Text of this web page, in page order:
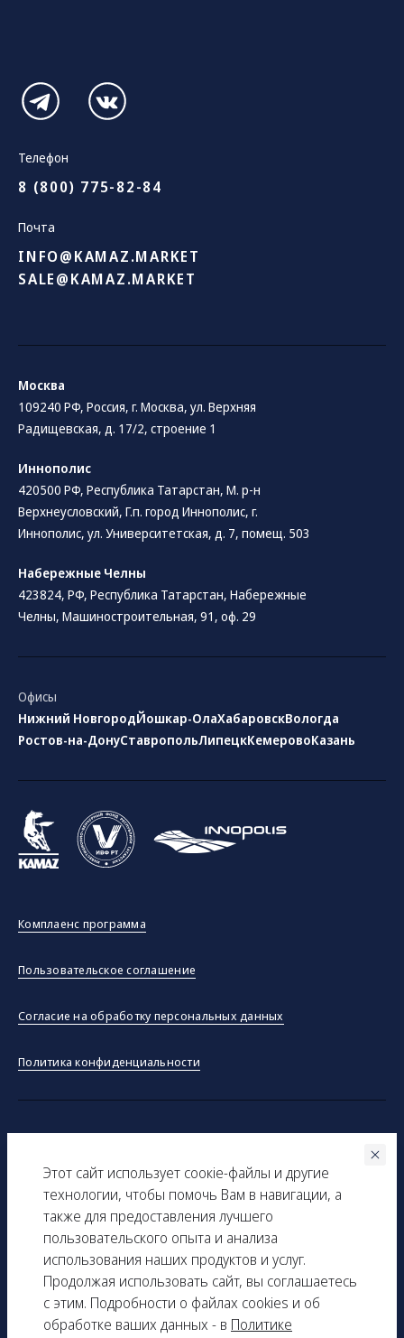
Этот сайт использует соокіe-файлы и другие
технологии, чтобы помочь Вам в навигации, а
также для предоставления лучшего
пользовательского опыта и анализа
использования наших продуктов и услуг.
Продолжая использовать сайт, вы соглашаетесь
с этим. Подробности о файлах cookies и об
обработке ваших данных - в Политике
Телефон
8 (800) 775-82-84
Почта
INFO@KAMAZ.MARKET
SALE@KAMAZ.MARKET
Москва
109240 РФ, Россия, г. Москва, ул. Верхняя
Радищевская, д. 17/2, строение 1
Иннополис
420500 РФ, Республика Татарстан, М. р-н
Верхнеусловский, Г.п. город Иннополис, г.
Иннополис, ул. Университетская, д. 7, помещ. 503
Набережные Челны
423824, РФ, Республика Татарстан​, Набережные
Челны, Машиностроительная, 91, оф. 29
Офисы
Нижний НовгородЙошкар-ОлаХабаровскВологда
Ростов-на-ДонуСтавропольЛипецкКемеровоКазань
Комплаенс программа
Пользовательское соглашение
Согласие на обработку персональных данных
Политика конфиденциальности
Вся представленная на сайте информация, касающаяся
технических характеристик, наличия на складе, стоимости
товаров, носит информационный характер и ни при каких
условиях не является публичной офертой, определяемой
положениями Статьи 437(2) Гражданского кодекса РФ.
ИНН: 9729277261
КПП: 161501001